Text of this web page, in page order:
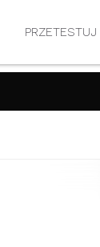
PRZETESTUJ